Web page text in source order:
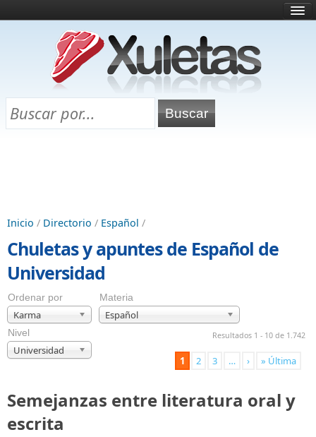
¿Qué es esto?
Directorio
Chuletas para exámenes
Inicio / Directorio / Español /
Chuletas y apuntes de Español de
Universidad
Ordenar por
Karma
Materia
Español
Nivel
Universidad
Resultados 1 - 10 de 1.742
1 2 3 … › » Última
Semejanzas entre literatura oral y
escrita